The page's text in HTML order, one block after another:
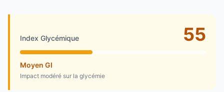
Index Glycémique 55
Moyen GI
Impact modéré sur la glycémie